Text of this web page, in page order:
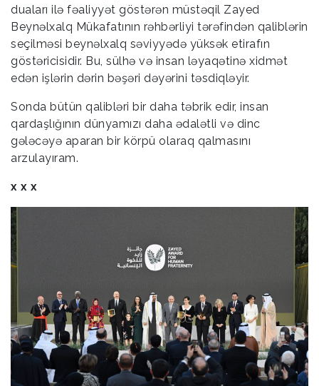
duaları ilə fəaliyyət göstərən müstəqil Zayed
Beynəlxalq Mükafatının rəhbərliyi tərəfindən qaliblərin
seçilməsi beynəlxalq səviyyədə yüksək etirafın
göstəricisidir. Bu, sülhə və insan ləyaqətinə xidmət
edən işlərin dərin bəşəri dəyərini təsdiqləyir.
Sonda bütün qalibləri bir daha təbrik edir, insan
qardaşlığının dünyamızı daha ədalətli və dinc
gələcəyə aparan bir körpü olaraq qalmasını
arzulayıram.
x x x